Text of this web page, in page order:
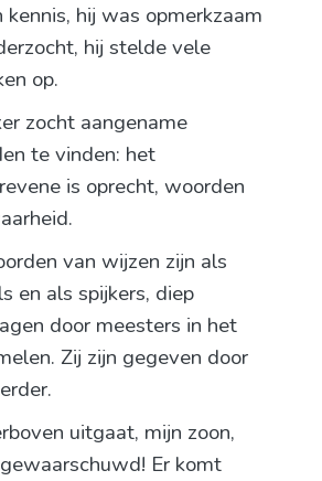
kennis, hij was opmerkzaam
hij stelde vele
op.
zocht aangename
te vinden: het
is oprecht, woorden
van wijzen zijn als
en als spijkers, diep
door meesters in het
Zij zijn gegeven door
uitgaat, mijn zoon,
Er komt